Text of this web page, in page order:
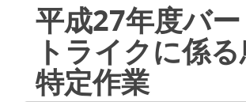
平成27年度バ
トライクに係
特定作業